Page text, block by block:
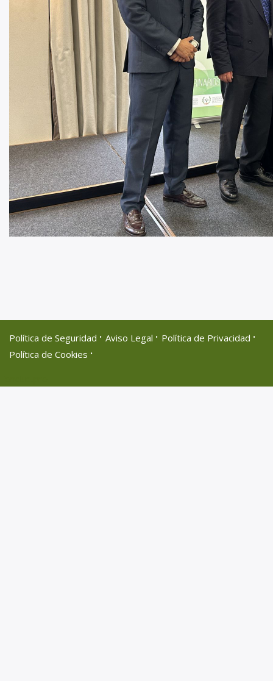
Política de Seguridad · Aviso Legal · Política de Privacidad ·
Política de Cookies ·